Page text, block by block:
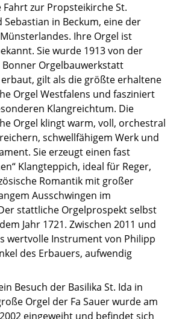
zur Propsteikirche St.
Sebastian in Beckum, eine der
Ihre Orgel ist
Sie wurde 1913 von der
Orgelbauwerkstatt
erbaut, gilt als die größte erhaltene
Orgel Westfalens und fasziniert
Klangreichtum. Die
Orgel klingt warm, voll, orchestral
schwellfähigem Werk und
Sie erzeugt einen fast
Klangteppich, ideal für Reger,
Romantik mit großer
Ausschwingen im
stattliche Orgelprospekt selbst
Jahr 1721. Zwischen 2011 und
wertvolle Instrument von Philipp
des Erbauers, aufwendig
Besuch der Basilika St. Ida in
Orgel der Fa Sauer wurde am
eingeweiht und befindet sich